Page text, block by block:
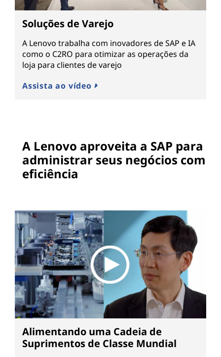
Soluções de Varejo
A Lenovo trabalha com inovadores de SAP e IA
como o C2RO para otimizar as operações da
loja para clientes de varejo
Assista ao vídeo
A Lenovo aproveita a SAP para
administrar seus negócios com
eficiência
Alimentando uma Cadeia de
Suprimentos de Classe Mundial